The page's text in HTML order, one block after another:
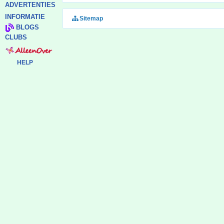
ADVERTENTIES
INFORMATIE
BLOGS
CLUBS
HELP
Sitemap